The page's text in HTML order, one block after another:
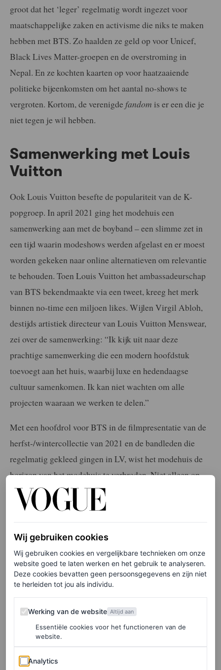
groot dat het ‘leger’ regelmatig wordt ingezet voor
maatschappelijke zaken en activisme die niks te maken
hebben met BTS. Zo haalden ze geld op voor Unicef,
Black Lives Matter-groepen en de overstroming in
Nepal. En ze kochten kaarten op voor haatzaaiende
politieke bijeenkomsten om het aantal no-shows te
vergroten. Kortom, de verenigde fandom is er een die je
niet tegen je wil hebben.
Samenwerking met Louis
Vuitton
Ook Louis Vuitton besefte de populariteit van de K-
popgroep. In april 2021 ging het modehuis een
samenwerking aan met de boyband – een slimme zet in
een tijd waarin modeshows werden afgelast en er moest
worden gekeken naar online alternatieven om relevantie
te behouden. Toen Louis Vuitton het ambassadeurschap
van BTS bekendmaakte via een tweet, kreeg het merk
binnen no-time een miljoen likes. Wijlen Virgil Abloh,
destijds artistiek directeur van Louis Vuitton Menswear,
zei over de samenwerking: “Ik kijk uit naar deze
prachtige samenwerking die een modern hoofdstuk
toevoegt aan het huis, waarbij luxe en hedendaagse
cultuur samenkomen. Ik kan niet wachten om alle
projecten waaraan we werken te delen.”
Met een hoofdrol voor BTS in de filmpresentatie van de
herfst-/wintercollectie van 2021 en de bandleden die
regelmatig gekleed gingen in LV, wist het modehuis de
horizon van het modehuis te verbreden. Niet alleen op
online gebied, maar ook in de Aziatische markt – een
ongekend belangrijke doelgroep voor luxe modehuizen.
Huidig modemoment BTS
Dat het ambassadeurscontract met Louis Vuitton deze
maand afliep, maakt BTS een belangrijk en gewild
doelwit voor modehuizen. Dior liet er geen gras over
groeien en wist meteen BTS-lid Jimin te strikken als
nieuwe ambassadeur. Kim Jones, creatief directeur van
de mannencollectie van het modehuis, zei dat deze
samenwerking ‘Jimins vriendschap met het huis
Wij gebruiken cookies
Wij gebruiken cookies en vergelijkbare technieken om onze
website goed te laten werken en het gebruik te analyseren.
Deze cookies bevatten geen persoonsgegevens en zijn niet
te herleiden tot jou als individu.
Werking van de website
Werking van de website Altijd aan
Essentiële cookies voor het functioneren van de
website.
Analytics
Analytics